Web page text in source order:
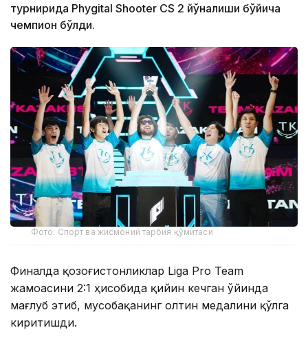
турнирида Phygital Shooter CS 2 йўналиши бўйича
чемпион бўлди.
Фото: Спорт ва жисмоний тарбия қўмитаси
Финалда қозоғистонликлар Liga Pro Team
жамоасини 2:1 ҳисобида қийин кечган ўйинда
мағлуб этиб, мусобақанинг олтин медалини қўлга
киритишди.